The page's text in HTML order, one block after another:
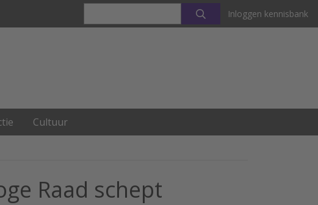
Inloggen kennisbank
Cultuur
Raad schept